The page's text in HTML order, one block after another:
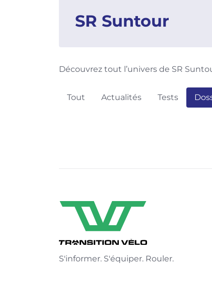
SR Suntour
Découvrez tout l’univers de SR
Tout Actualités Tests
S'informer. S'équiper. Rouler.